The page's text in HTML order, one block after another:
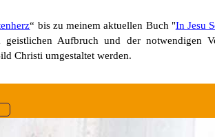
“ bis zu meinem aktuellen Buch "In Jesu
geistlichen Aufbruch und der notwendigen
Christi umgestaltet werden.